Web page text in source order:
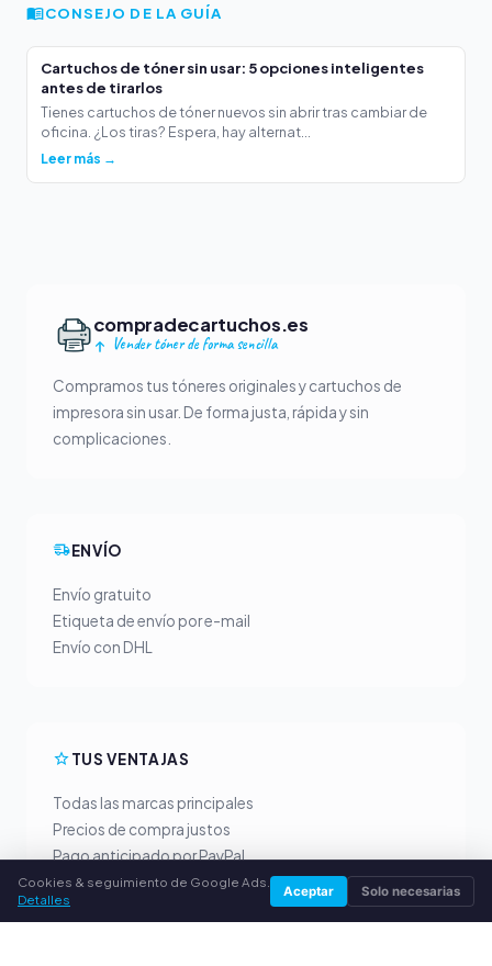
CONSEJO DE LA GUÍA
Cartuchos de tóner sin usar: 5 opciones inteligentes
antes de tirarlos
Tienes cartuchos de tóner nuevos sin abrir tras cambiar de
oficina. ¿Los tiras? Espera, hay alternat...
Leer más →
compradecartuchos.es
Vender tóner de forma sencilla
Compramos tus tóneres originales y cartuchos de
impresora sin usar. De forma justa, rápida y sin
complicaciones.
ENVÍO
Envío gratuito
Etiqueta de envío por e-mail
Envío con DHL
TUS VENTAJAS
Todas las marcas principales
Precios de compra justos
Pago anticipado por PayPal
Asesoramiento personalizado
Cookies & seguimiento de Google Ads.
Detalles
Aceptar Solo necesarias